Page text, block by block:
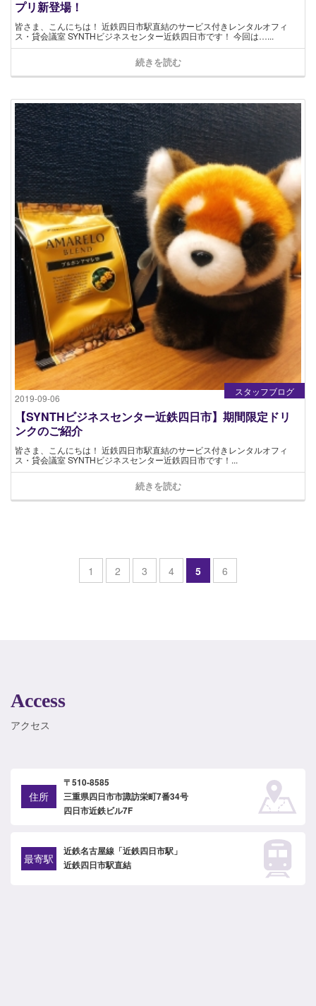
プリ新登場！
皆さま、こんにちは！ 近鉄四日市駅直結のサービス付きレンタルオフィ
ス・貸会議室 SYNTHビジネスセンター近鉄四日市です！ 今回は…...
続きを読む
2019-09-06
スタッフブログ
【SYNTHビジネスセンター近鉄四日市】期間限定ドリ
ンクのご紹介
皆さま、こんにちは！ 近鉄四日市駅直結のサービス付きレンタルオフィ
ス・貸会議室 SYNTHビジネスセンター近鉄四日市です！...
続きを読む
1 2 3 4 5 6
Access
アクセス
住所
〒510-8585
三重県四日市市諏訪栄町7番34号
四日市近鉄ビル7F
最寄駅
近鉄名古屋線「近鉄四日市駅」
近鉄四日市駅直結